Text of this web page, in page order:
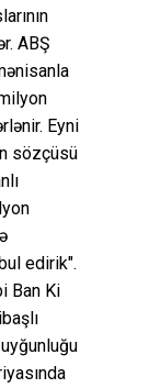
ABŞ
Eyni
sözçüsü
edirik".
Ban Ki